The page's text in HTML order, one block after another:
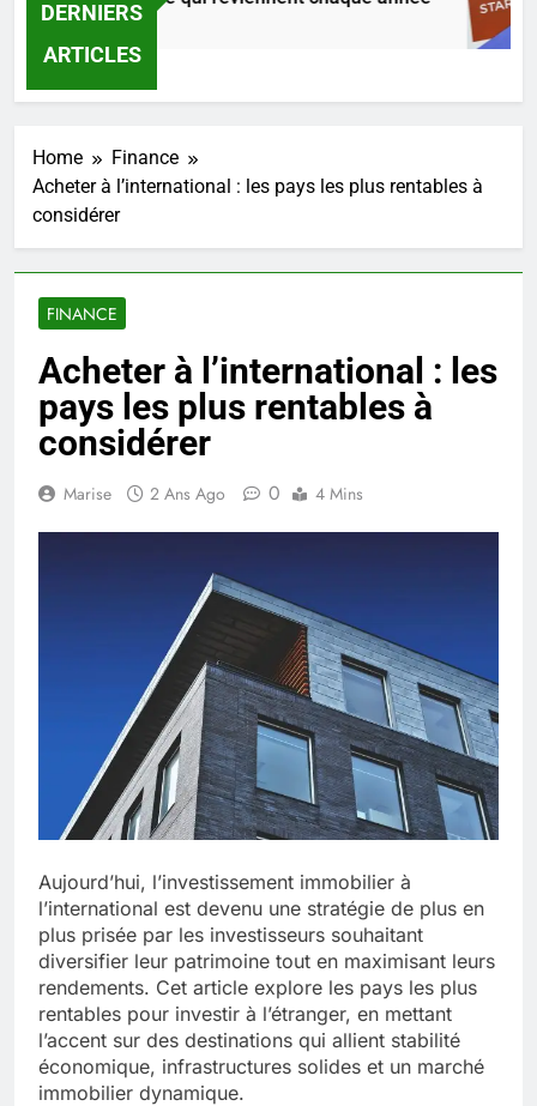
DERNIERS
ARTICLES
Ago
Home
Finance
Acheter à l’international : les pays les plus rentables à
considérer
FINANCE
Acheter à l’international : les
pays les plus rentables à
considérer
Marise 2 Ans Ago 0 4 Mins
Aujourd’hui, l’investissement immobilier à
l’international est devenu une stratégie de plus en
plus prisée par les investisseurs souhaitant
diversifier leur patrimoine tout en maximisant leurs
rendements. Cet article explore les pays les plus
rentables pour investir à l’étranger, en mettant
l’accent sur des destinations qui allient stabilité
économique, infrastructures solides et un marché
immobilier dynamique.